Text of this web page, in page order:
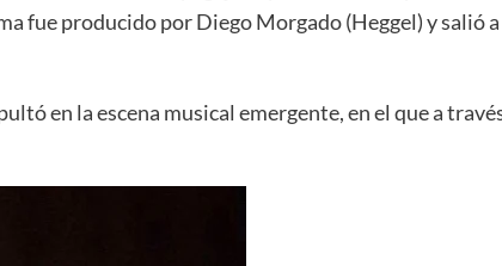
fue producido por Diego Morgado (Heggel) y salió
en la escena musical emergente, en el que a